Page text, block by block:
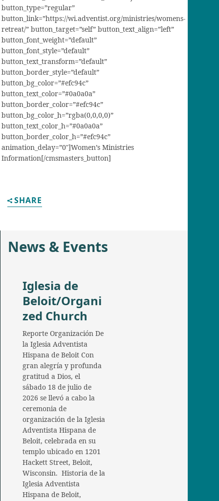
button_type=”regular”
button_link=”https://wi.adventist.org/ministries/womens-
retreat/” button_target=”self” button_text_align=”left”
button_font_weight=”default”
button_font_style=”default”
button_text_transform=”default”
button_border_style=”default”
button_bg_color=”#efc94c”
button_text_color=”#0a0a0a”
button_border_color=”#efc94c”
button_bg_color_h=”rgba(0,0,0,0)”
button_text_color_h=”#0a0a0a”
button_border_color_h=”#efc94c”
animation_delay=”0″]Women’s Ministries
Information[/cmsmasters_button]
SHARE
News & Events
Iglesia de
Beloit/Organi
zed Church
Reporte Organización De
la Iglesia Adventista
Hispana de Beloit Con
gran alegría y profunda
gratitud a Dios, el
sábado 18 de julio de
2026 se llevó a cabo la
ceremonia de
organización de la Iglesia
Adventista Hispana de
Beloit, celebrada en su
templo ubicado en 1201
Hackett Street, Beloit,
Wisconsin. Historia de la
Iglesia Adventista
Hispana de Beloit,